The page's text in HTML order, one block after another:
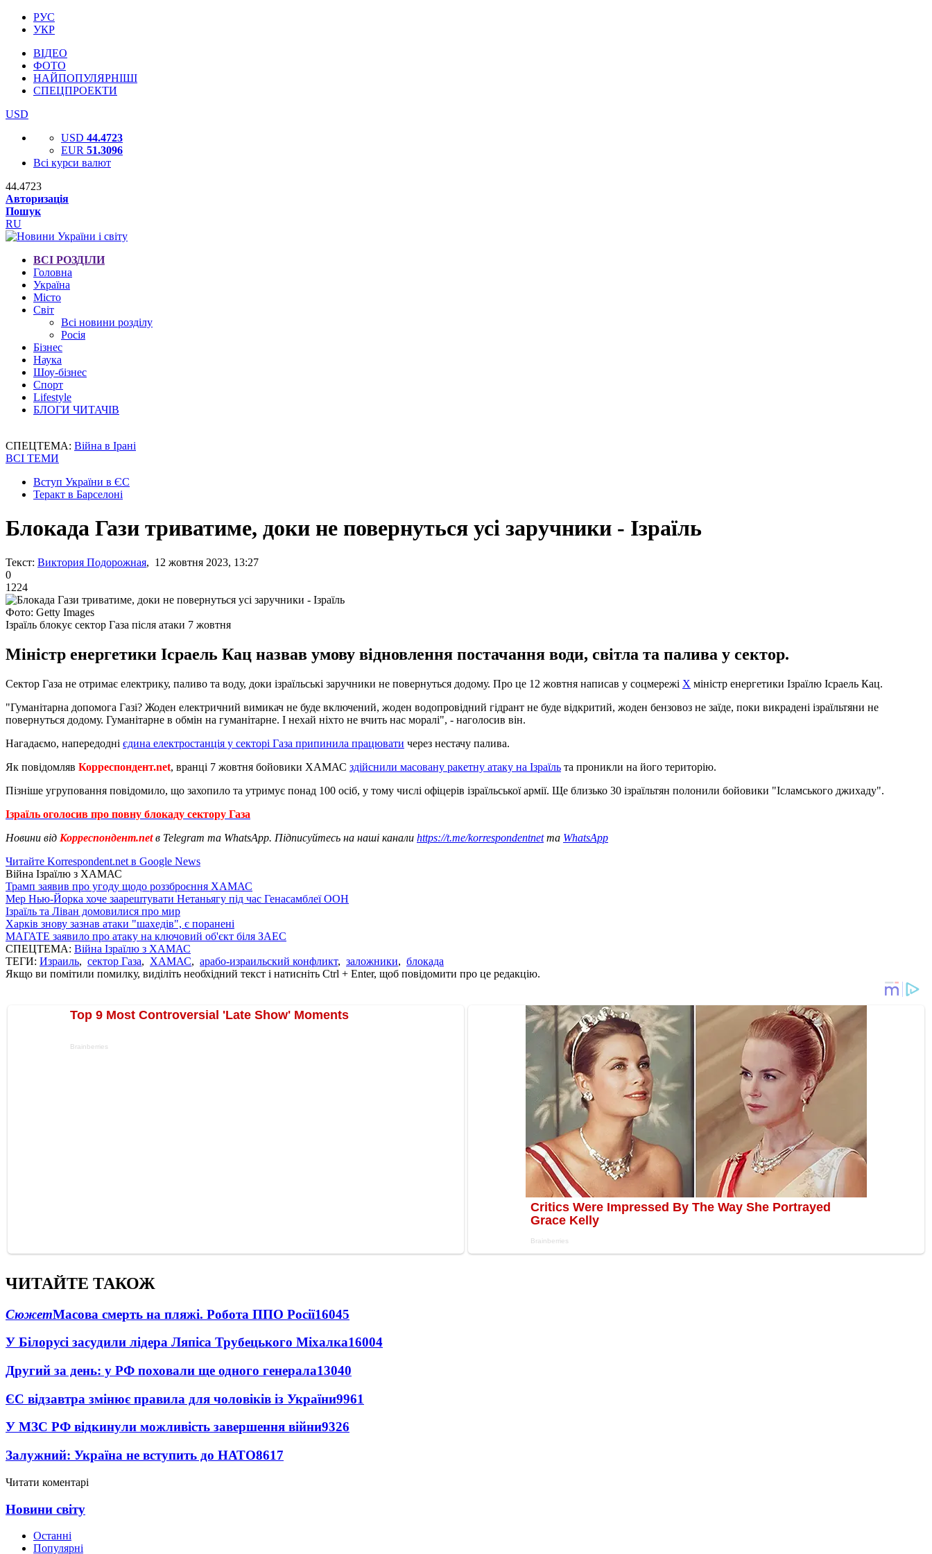
РУС
УКР
ВІДЕО
ФОТО
НАЙПОПУЛЯРНІШІ
СПЕЦПРОЕКТИ
USD
USD 44.4723
EUR 51.3096
Всі курси валют
44.4723
Авторизація
Пошук
RU
ВСІ РОЗДІЛИ
Головна
Україна
Місто
Світ
Всі новини розділу
Росія
Бізнес
Наука
Шоу-бізнес
Спорт
Lifestyle
БЛОГИ ЧИТАЧІВ
СПЕЦТЕМА: Війна в Ірані
ВСІ ТЕМИ
Вступ України в ЄС
Теракт в Барселоні
Блокада Гази триватиме, доки не повернуться усі заручники - Ізраїль
Текст: Виктория Подорожная, 12 жовтня 2023, 13:27
0
1224
Фото: Getty Images
Ізраїль блокує сектор Газа після атаки 7 жовтня
Міністр енергетики Ісраель Кац назвав умову відновлення постачання води, світла та палива у сектор.
Сектор Газа не отримає електрику, паливо та воду, доки ізраїльські заручники не повернуться додому. Про це 12 жовтня написав у соцмережі X міністр енергетики Ізраїлю Ісраель Кац.
"Гуманітарна допомога Газі? Жоден електричний вимикач не буде включений, жоден водопровідний гідрант не буде відкритий, жоден бензовоз не заїде, поки викрадені ізраїльтяни не
повернуться додому. Гуманітарне в обмін на гуманітарне. І нехай ніхто не вчить нас моралі", - наголосив він.
Нагадаємо, напередодні єдина електростанція у секторі Газа припинила працювати через нестачу палива.
Як повідомляв Корреспондент.net, вранці 7 жовтня бойовики ХАМАС здійснили масовану ракетну атаку на Ізраїль та проникли на його територію.
Пізніше угруповання повідомило, що захопило та утримує понад 100 осіб, у тому числі офіцерів ізраїльської армії. Ще близько 30 ізраїльтян полонили бойовики "Ісламського джихаду".
Ізраїль оголосив про повну блокаду сектору Газа
Новини від Корреспондент.netв Telegram та WhatsApp. Підписуйтесь на наші канали https://t.me/korrespondentnetта WhatsApp
Читайте Korrespondent.net в Google News
Війна Ізраїлю з ХАМАС
Трамп заявив про угоду щодо роззброєння ХАМАС
Мер Нью-Йорка хоче заарештувати Нетаньягу під час Генасамблеї ООН
Ізраїль та Ліван домовилися про мир
Харків знову зазнав атаки "шахедів", є поранені
МАГАТЕ заявило про атаку на ключовий об'єкт біля ЗАЕС
СПЕЦТЕМА: Війна Ізраїлю з ХАМАС
ТЕГИ: Израиль, сектор Газа, ХАМАС, арабо-израильский конфликт, заложники, блокада
Якщо ви помітили помилку, виділіть необхідний текст і натисніть Ctrl + Enter, щоб повідомити про це редакцію.
ЧИТАЙТЕ ТАКОЖ
СюжетМасова смерть на пляжі. Робота ППО Росії16045
У Білорусі засудили лідера Ляпіса Трубецького Міхалка16004
Другий за день: у РФ поховали ще одного генерала13040
ЄС відзавтра змінює правила для чоловіків із України9961
У МЗС РФ відкинули можливість завершення війни9326
Залужний: Україна не вступить до НАТО8617
Читати коментарі
Новини світу
Останні
Популярні